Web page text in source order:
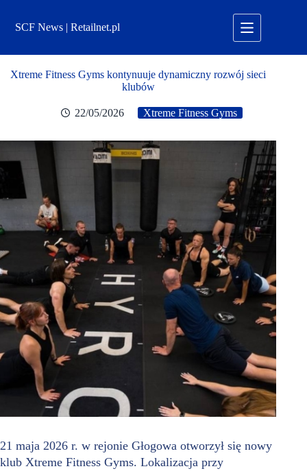
treściSCF News | Retailnet.pl
Xtreme Fitness Gyms kontynuuje dynamiczny rozwój sieci
klubów
22/05/2026 Xtreme Fitness Gyms
21 maja 2026 r. w rejonie Głogowa otworzył się nowy
klub Xtreme Fitness Gyms. Lokalizacja przy